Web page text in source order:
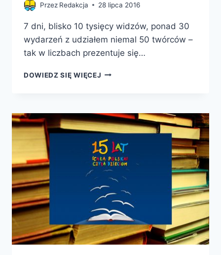
Przez Redakcja 28 lipca 2016
7 dni, blisko 10 tysięcy widzów, ponad 30
wydarzeń z udziałem niemal 50 twórców –
tak w liczbach prezentuje się…
DOWIEDZ SIĘ WIĘCEJ FESTIWAL